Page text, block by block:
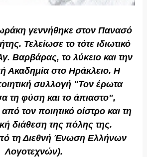
γεννήθηκε στον Πανασό
Τελείωσε το τότε ιδιωτικό
Βαρβάρας, το λύκειο και την
Ακαδημία στο Ηράκλειο. Η
συλλογή "Τον έρωτα
τη φύση και το άπιαστο",
τον ποιητικό οίστρο και τη
διάθεση της πόλης της.
τη Διεθνή Ένωση Ελλήνων
Λογοτεχνών).